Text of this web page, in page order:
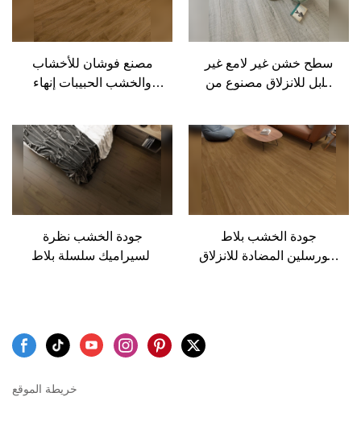
مصنع فوشان للأخشاب
والخشب الحبيبات إنهاء
قائمة كاجاريا بلاط
السيراميك
سطح خشن غير لامع غير
قابل للانزلاق مصنوع من
جودة الخشب نظرة
السيراميك سلسلة بلاط
الشركة المصنعة
جودة الخشب بلاط
البورسلين المضادة للانزلاق
خريطة الموقع